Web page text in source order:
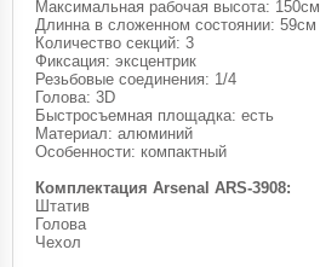
Максимальная рабочая высота: 150см
Длинна в сложенном состоянии: 59см
Количество секций: 3
Фиксация: эксцентрик
Резьбовые соединения: 1/4
Голова: 3D
Быстросъемная площадка: есть
Материал: алюминий
Особенности: компактный
Комплектация Arsenal ARS-3908:
Штатив
Голова
Чехол